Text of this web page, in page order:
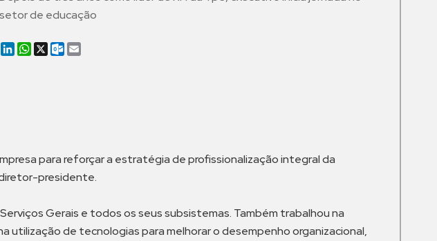
setor de educação
LinkedIn
WhatsApp
X Outlook.com
Email
para reforçar a estratégia de profissionalização integral da
presidente.
Gerais e todos os seus subsistemas. Também trabalhou na
utilização de tecnologias para melhorar o desempenho organizacional,